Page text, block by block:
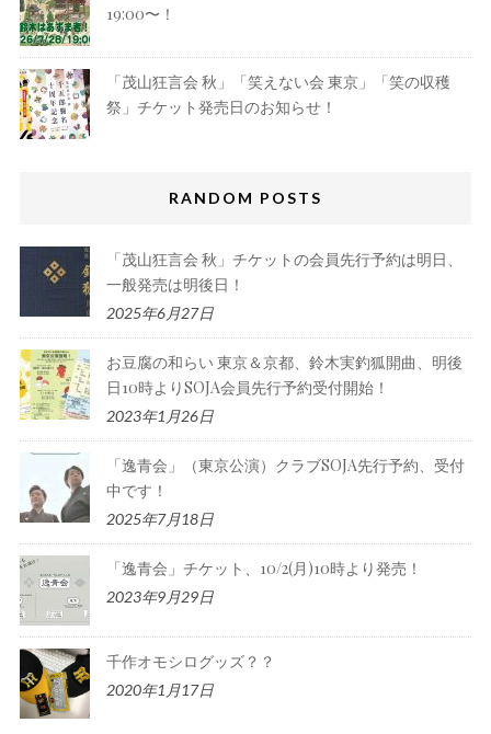
19:00〜！
「茂山狂言会 秋」「笑えない会 東京」「笑の収穫
祭」チケット発売日のお知らせ！
RANDOM POSTS
「茂山狂言会 秋」チケットの会員先行予約は明日、
一般発売は明後日！
2025年6月27日
お豆腐の和らい 東京＆京都、鈴木実釣狐開曲、明後
日10時よりSOJA会員先行予約受付開始！
2023年1月26日
「逸青会」（東京公演）クラブSOJA先行予約、受付
中です！
2025年7月18日
「逸青会」チケット、10/2(月)10時より発売！
2023年9月29日
千作オモシログッズ？？
2020年1月17日